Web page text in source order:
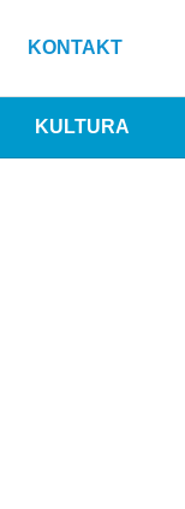
KONTAKT
KULTURA